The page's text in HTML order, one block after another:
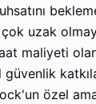
uzak
maliyeti
özel